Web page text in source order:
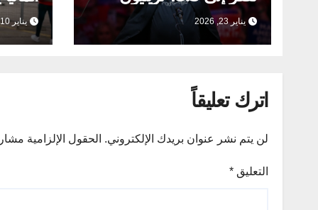
دولار في عام 2025
يناير 23, 2026 يناير 10, 2026
اترك تعليقاً
لن يتم نشر عنوان بريدك الإلكتروني. الحقول الإلزامية مشار
التعليق *